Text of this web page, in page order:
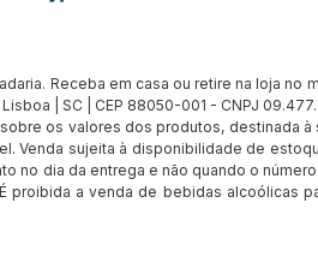
Receba em casa ou retire na loja no
Lisboa | SC | CEP 88050-001 - CNPJ
os valores dos produtos, destinada
Venda sujeita à disponibilidade de
dia da entrega e não quando o
a venda de bebidas alcoólicas